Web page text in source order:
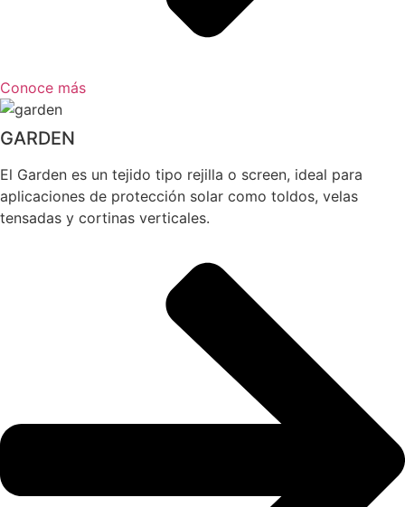
Conoce más
GARDEN
El Garden es un tejido tipo rejilla o screen, ideal para
aplicaciones de protección solar como toldos, velas
tensadas y cortinas verticales.